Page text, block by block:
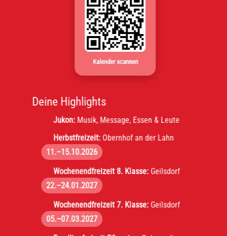
Kalender scannen
Deine Highlights
Jukon:Musik, Message, Essen & Leute
Herbstfreizeit:Obernhof an der Lahn
11.–15.10.2026
Wochenendfreizeit 8. Klasse:Geilsdorf
22.–24.01.2027
Wochenendfreizeit 7. Klasse:Geilsdorf
05.–07.03.2027